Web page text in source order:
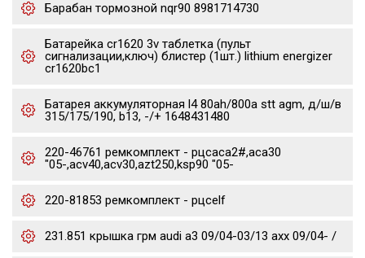
Барабан тормозной nqr90 8981714730
Батарейка cr1620 3v таблетка (пульт
сигнализации,ключ) блистер (1шт.) lithium energizer
cr1620bc1
Батарея аккумуляторная l4 80ah/800a stt agm, д/ш/в
315/175/190, b13, -/+ 1648431480
220-46761 ремкомплект - рцсaca2#,aca30
"05-,acv40,acv30,azt250,ksp90 "05-
220-81853 ремкомплект - рцсelf
231.851 крышка грм audi a3 09/04-03/13 axx 09/04- /